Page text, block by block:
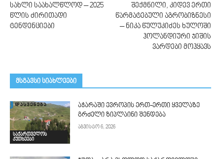
სახლი საახალწლოდ – 2025
წლის ძირითადი
ტენდენციები
შექმნილი, კიდევ ერთი
წარმატებული აგრობიზნესი
– ნიკა წულუკიძეს ხულოში
ჰოლანდიური ჯიშის
ვარდები მოჰყავს
მსგავსი სიახლეები
საქართველოს
კუთხეები
აჭარაში ევროპის ერთ-ერთი ყველაზე
გრძელი ზიპლაინი შენდება
აგვისტო 6, 2026